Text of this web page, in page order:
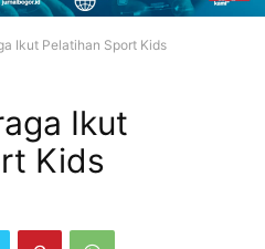
Ikut Pelatihan Sport Kids
Ikut
Kids